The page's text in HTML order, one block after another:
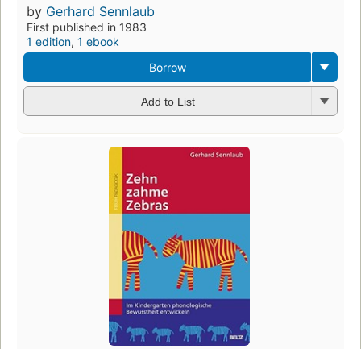
by Gerhard Sennlaub
First published in 1983
1 edition, 1 ebook
Borrow
Add to List